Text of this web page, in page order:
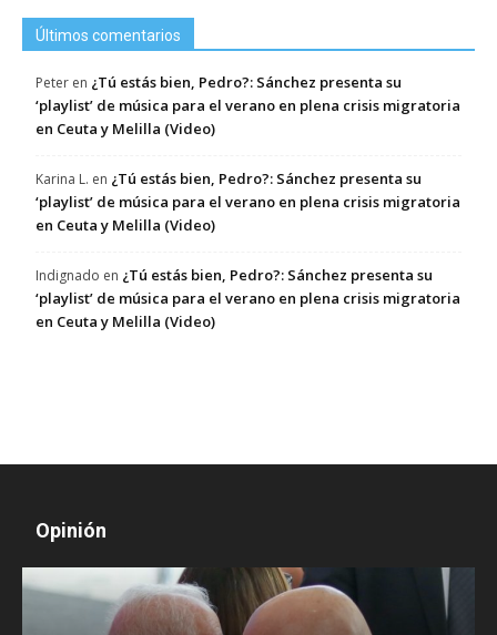
Últimos comentarios
Peter en ¿Tú estás bien, Pedro?: Sánchez presenta su
‘playlist’ de música para el verano en plena crisis migratoria
en Ceuta y Melilla (Video)
Karina L. en ¿Tú estás bien, Pedro?: Sánchez presenta su
‘playlist’ de música para el verano en plena crisis migratoria
en Ceuta y Melilla (Video)
Indignado en ¿Tú estás bien, Pedro?: Sánchez presenta su
‘playlist’ de música para el verano en plena crisis migratoria
en Ceuta y Melilla (Video)
Opinión